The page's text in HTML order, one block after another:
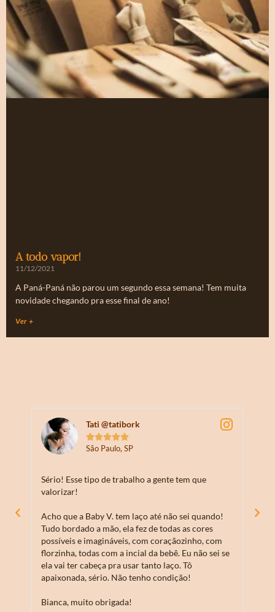
A todo vapor!
11/12/2021
A Paná-Paná não parou um segundo essa semana! Tem muita
novidade chegando pra esse final de ano!
Ver +
Tati @tatibork

São Paulo, SP
Sério! Esse tipo de trabalho a gente tem que
valorizar!
Acho que a Baby V. tem laço até não sei quando!
Tudo bordado a mão, ela fez de todas as cores
possíveis e imagináveis, com coraçãozinho, com
florzinha, todas com a incial da bebê. Eu não sei se
ela vai ter cabeça pra usar tanto laço. Tô
apaixonada, sério. Não tenho condição!
Bianca, muito obrigada!
amei